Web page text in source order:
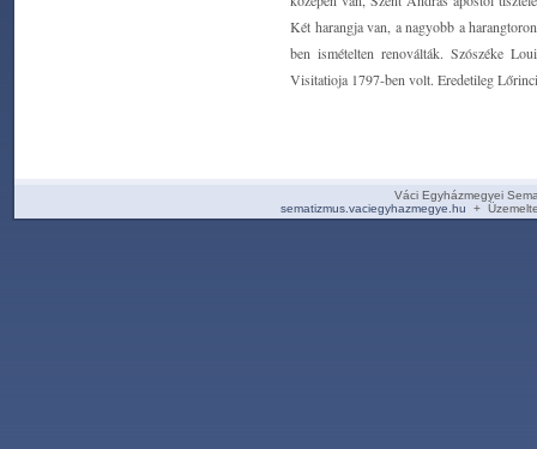
Két harangja van, a nagyobb a
ben ismételten renoválták. Szószéke
Visitatioja 1797-ben volt. Eredetileg
Váci Egyházmegyei
sematizmus.vaciegyhazmegye.hu +